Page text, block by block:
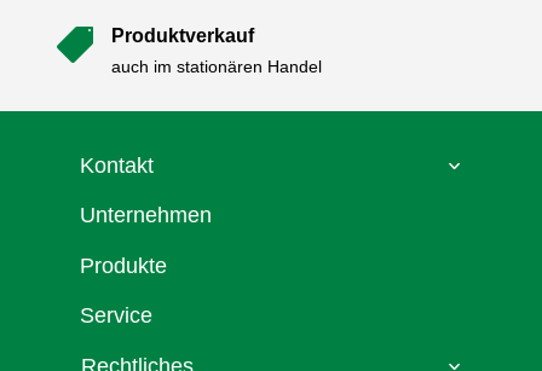
 Produktverkauf
auch im stationären Handel
Kontakt
Unternehmen
Produkte
Service
Rechtliches